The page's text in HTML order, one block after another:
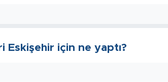
için ne yaptı?